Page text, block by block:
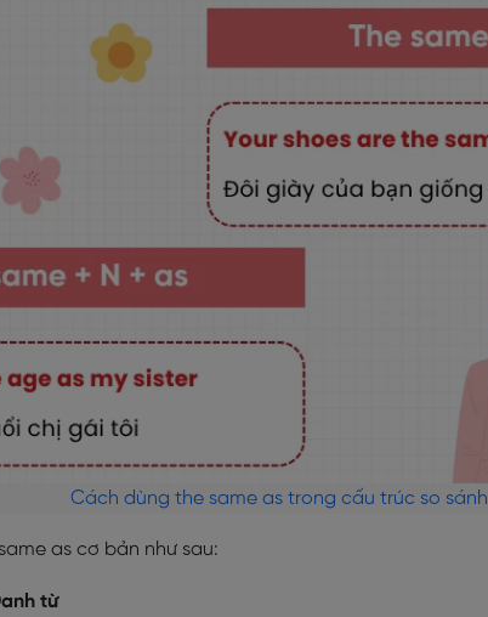
Cách dùng the same as trong cấu trúc so sánh
as cơ bản như sau:
từ